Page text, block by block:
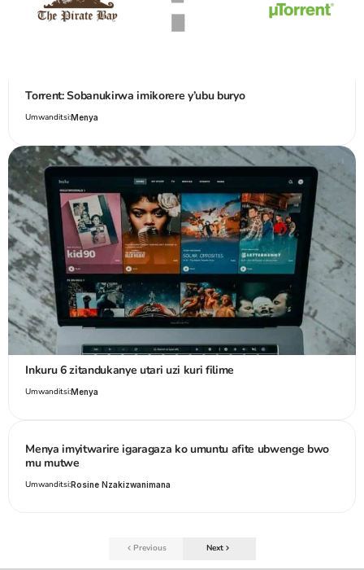
Torrent: Sobanukirwa imikorere y’ubu buryo
Umwanditsi:Menya
Inkuru 6 zitandukanye utari uzi kuri filime
Umwanditsi:Menya
Menya imyitwarire igaragaza ko umuntu afite ubwenge bwo
mu mutwe
Umwanditsi:Rosine Nzakizwanimana
Previous Next